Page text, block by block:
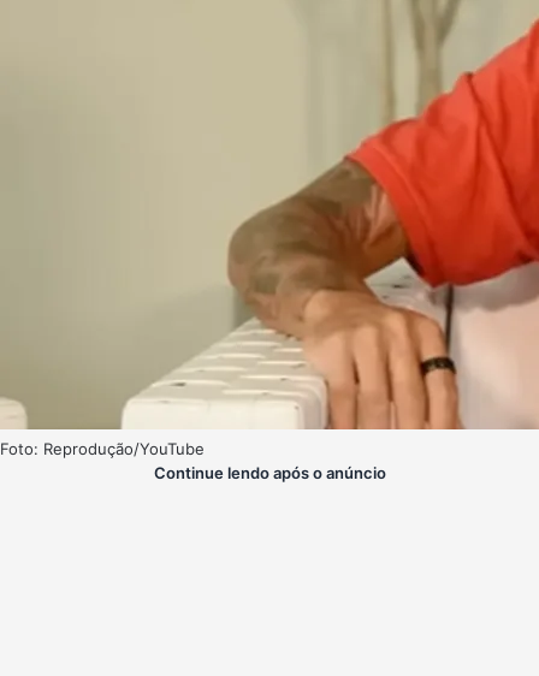
Foto: Reprodução/YouTube
Continue lendo após o anúncio